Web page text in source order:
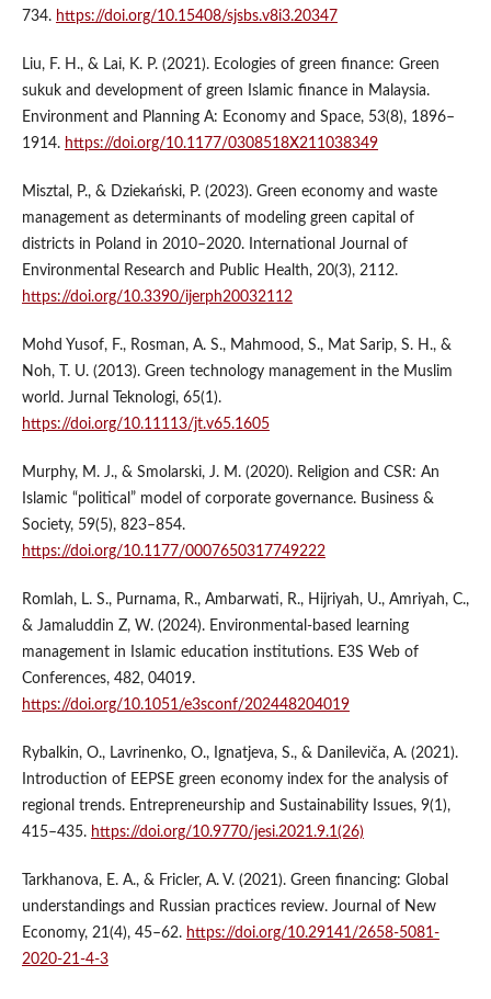
734. https://doi.org/10.15408/sjsbs.v8i3.20347
Liu, F. H., & Lai, K. P. (2021). Ecologies of green finance: Green
sukuk and development of green Islamic finance in Malaysia.
Environment and Planning A: Economy and Space, 53(8), 1896–
1914. https://doi.org/10.1177/0308518X211038349
Misztal, P., & Dziekański, P. (2023). Green economy and waste
management as determinants of modeling green capital of
districts in Poland in 2010–2020. International Journal of
Environmental Research and Public Health, 20(3), 2112.
https://doi.org/10.3390/ijerph20032112
Mohd Yusof, F., Rosman, A. S., Mahmood, S., Mat Sarip, S. H., &
Noh, T. U. (2013). Green technology management in the Muslim
world. Jurnal Teknologi, 65(1).
https://doi.org/10.11113/jt.v65.1605
Murphy, M. J., & Smolarski, J. M. (2020). Religion and CSR: An
Islamic “political” model of corporate governance. Business &
Society, 59(5), 823–854.
https://doi.org/10.1177/0007650317749222
Romlah, L. S., Purnama, R., Ambarwati, R., Hijriyah, U., Amriyah, C.,
& Jamaluddin Z, W. (2024). Environmental-based learning
management in Islamic education institutions. E3S Web of
Conferences, 482, 04019.
https://doi.org/10.1051/e3sconf/202448204019
Rybalkin, O., Lavrinenko, O., Ignatjeva, S., & Danileviča, A. (2021).
Introduction of EEPSE green economy index for the analysis of
regional trends. Entrepreneurship and Sustainability Issues, 9(1),
415–435. https://doi.org/10.9770/jesi.2021.9.1(26)
Tarkhanova, E. A., & Fricler, A. V. (2021). Green financing: Global
understandings and Russian practices review. Journal of New
Economy, 21(4), 45–62. https://doi.org/10.29141/2658-5081-
2020-21-4-3